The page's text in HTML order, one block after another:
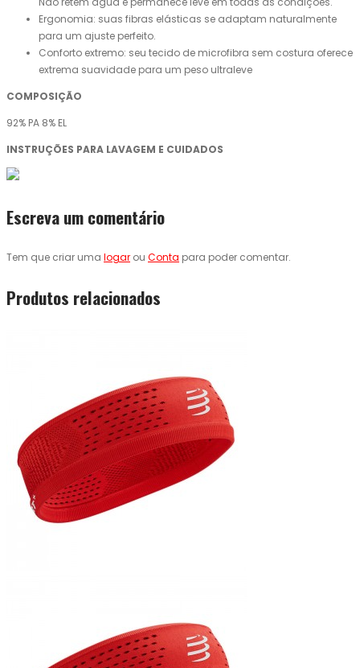
Ergonomia: suas fibras elásticas se adaptam naturalmente
para um ajuste perfeito.
Conforto extremo: seu tecido de microfibra sem costura oferece
extrema suavidade para um peso ultraleve
COMPOSIÇÃO
92% PA 8% EL
INSTRUÇÕES PARA LAVAGEM E CUIDADOS
Escreva um comentário
Tem que criar uma logar ou Conta para poder comentar.
Produtos relacionados